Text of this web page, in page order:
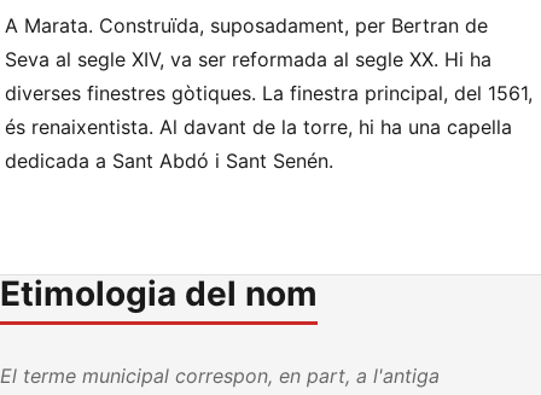
A Marata. Construïda, suposadament, per Bertran de
Seva al segle XIV, va ser reformada al segle XX. Hi ha
diverses finestres gòtiques. La finestra principal, del 1561,
és renaixentista. Al davant de la torre, hi ha una capella
dedicada a Sant Abdó i Sant Senén.
Etimologia del nom
El terme municipal correspon, en part, a l'antiga